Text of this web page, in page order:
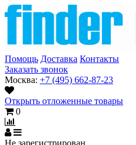
Помощь Доставка Контакты
Заказать звонок
Москва: +7 (495) 662-87-23
Открыть отложенные товары
0
Не зарегистрирован